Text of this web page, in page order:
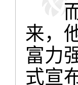
而
来，
富力
式宣